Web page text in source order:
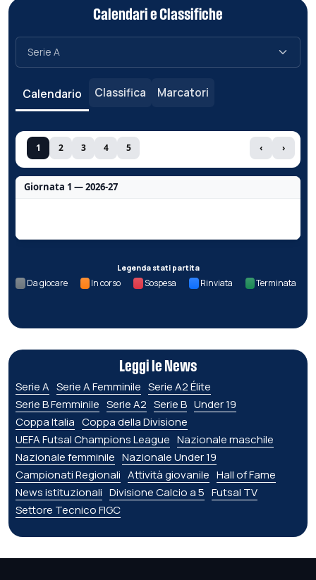
Calendari e Classifiche
Calendario Classifica Marcatori
1 2 3 4 5 ‹ ›
Giornata 1 — 2026-27
Legenda stati partita
Da giocare In corso Sospesa Rinviata Terminata
Leggi le News
Serie A Serie A Femminile Serie A2 Élite
Serie B Femminile Serie A2 Serie B Under 19
Coppa Italia Coppa della Divisione
UEFA Futsal Champions League Nazionale maschile
Nazionale femminile Nazionale Under 19
Campionati Regionali Attività giovanile Hall of Fame
News istituzionali Divisione Calcio a 5 Futsal TV
Settore Tecnico FIGC